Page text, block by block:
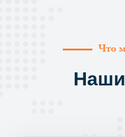
Что
Наши